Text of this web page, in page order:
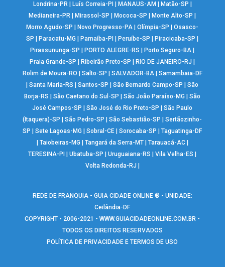
Londrina-PR| Luís Correia-PI MANAUS-AM Matão-SP
Medianeira-PR
Mirassol-SP Mococa-SP Monte Alto-SP
Morro Agudo-SP
Novo Progresso-PA |Olímpia-SP |Osasco-
SP
Paracatu-MG Parnaíba-PI Peruíbe-SP Piracicaba-SP
Pirassununga-SP
PORTO ALEGRE-RS Porto Seguro-BA
Praia Grande-SP
Ribeirão Preto-SP RIO DE JANEIRO-RJ
Rolim de Moura-RO
Salto-SP SALVADOR-BA| Samambaia-DF
|Santa Maria-RS |Santos-SP |São Bernardo Campo-SP |São
Borja-RS
|São Caetano do Sul-SP |São João Paraíso-MG |São
José Campos-SP
|São José do Rio Preto-SP |São Paulo
(Itaquera)-SP
|São Pedro-SP |São Sebastião-SP |Sertãozinho-
SP
|Sete Lagoas-MG |Sobral-CE |Sorocaba-SP |Taguatinga-DF
Taiobeiras-MG Tangará da Serra-MT| Tarauacá-AC|
TERESINA-PI
|Ubatuba-SP |Uruguaiana-RS |Vila Velha-ES
Volta Redonda-RJ
REDE DE FRANQUIA - GUIA CIDADE ONLINE ® - UNIDADE:
Ceilândia-DF
COPYRIGHT • 2006-2021 -WWW.GUIACIDADEONLINE.COM.BR -
TODOS OS DIREITOS RESERVADOS
POLÍTICA DE PRIVACIDADE E TERMOS DE USO